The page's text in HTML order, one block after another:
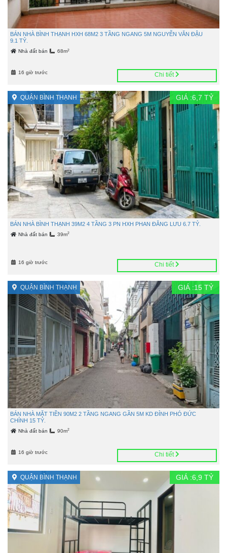
BÁN NHÀ BÌNH THẠNH HXH 68M2 3 TẦNG NGANG 5M NGUYỄN VĂN ĐẬU
9.1 TỶ.
Nhà đất bán 68m2
16 giờ trước Chi tiết
QUẬN BÌNH THẠNH GIÁ :6,7 TỶ
BÁN NHÀ BÌNH THẠNH 39M2 4 TẦNG 3 PN HXH PHAN ĐĂNG LƯU 6.7 TỶ.
Nhà đất bán 39m2
16 giờ trước Chi tiết
QUẬN BÌNH THẠNH GIÁ :15 TỶ
BÁN NHÀ MẶT TIỀN 90M2 2 TẦNG NGANG GẦN 5M KD ĐỈNH PHÓ ĐỨC
CHÍNH 15 TỶ.
Nhà đất bán 90m2
16 giờ trước Chi tiết
QUẬN BÌNH THẠNH GIÁ :6,9 TỶ